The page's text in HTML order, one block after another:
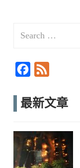
c
o
e
最新文章